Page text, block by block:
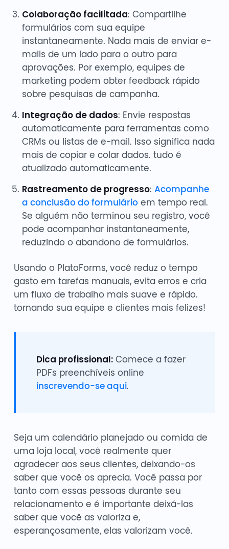
Colaboração facilitada: Compartilhe
formulários com sua equipe
instantaneamente. Nada mais de enviar e-
mails de um lado para o outro para
aprovações. Por exemplo, equipes de
marketing podem obter feedback rápido
sobre pesquisas de campanha.
Integração de dados: Envie respostas
automaticamente para ferramentas como
CRMs ou listas de e-mail. Isso significa nada
mais de copiar e colar dados. tudo é
atualizado automaticamente.
Rastreamento de progresso: Acompanhe
a conclusão do formulárioem tempo real.
Se alguém não terminou seu registro, você
pode acompanhar instantaneamente,
reduzindo o abandono de formulários.
Usando o PlatoForms, você reduz o tempo
gasto em tarefas manuais, evita erros e cria
um fluxo de trabalho mais suave e rápido.
tornando sua equipe e clientes mais felizes!
Dica profissional:Comece a fazer
PDFs preenchíveis online
inscrevendo-se aqui.
Seja um calendário planejado ou comida de
uma loja local, você realmente quer
agradecer aos seus clientes, deixando-os
saber que você os aprecia. Você passa por
tanto com essas pessoas durante seu
relacionamento e é importante deixá-las
saber que você as valoriza e,
esperançosamente, elas valorizam você.